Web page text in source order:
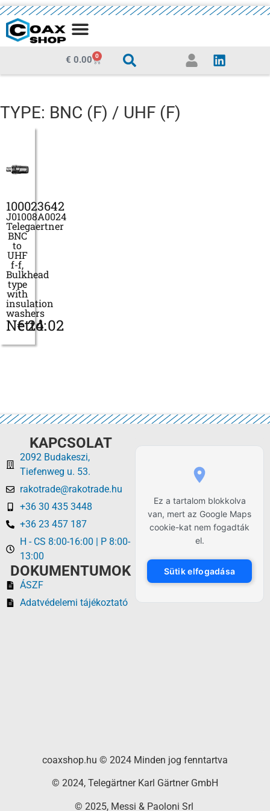
€ 0.00 0
TYPE: BNC (F) / UHF (F)
100023642
J01008A0024
Telegaertner
BNC
to
UHF
f-f,
Bulkhead
type
with
insulation
washers
Nettó:
€24.02
KAPCSOLAT
2092 Budakeszi,
Tiefenweg u. 53.
rakotrade@rakotrade.hu
+36 30 435 3448
+36 23 457 187
H - CS 8:00-16:00 | P 8:00-
13:00
DOKUMENTUMOK
ÁSZF
Adatvédelemi tájékoztató
Ez a tartalom blokkolva
van, mert az Google Maps
cookie-kat nem fogadták
el.
Sütik elfogadása
coaxshop.hu © 2024 Minden jog fenntartva
© 2024, Telegärtner Karl Gärtner GmbH
© 2025, Messi & Paoloni Srl